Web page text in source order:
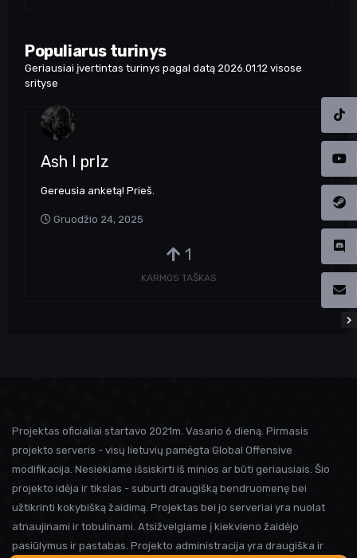
Populiarus turinys
Geriausiai įvertintas turinys pagal datą 2026.01.12 visose
srityse
Ash I prIz
Gereusia anketą! Prieš.
Gruodžio 24, 2025
1
KARMOS TAŠKAS
Projektas oficialiai startavo 2021m. Vasario 6 dieną. Pirmasis
projekto serveris - visų lietuvių pamėgta Global Offensive
modifikacija. Nesiekiame išsiskirti iš minios ar būti geriausiais. Šio
projekto idėja ir tikslas - suburti draugišką bendruomenę bei
užtikrinti kokybišką žaidimą. Projektas bei jo serveriai yra nuolat
atnaujinami ir tobulinami. Atsižvelgiame į kiekvieno žaidėjo
pasiūlymus ir pastabas. Projekto administracija yra draugiška ir